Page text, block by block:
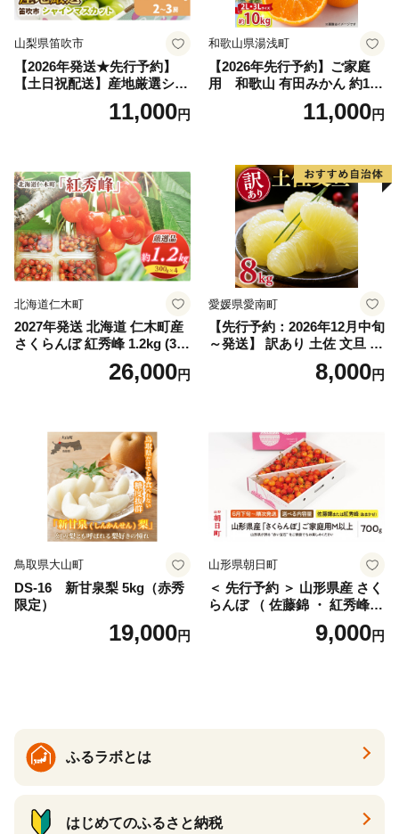
山梨県笛吹市
【2026年発送★先行予約】
【土日祝配送】産地厳選シャ
インマスカット1.2kg～1.3kg
（2房～3房）※沖縄・離島配
笛吹市 山梨県 フルーツ 果物
ぶどう 葡萄 大粒 シャインマ
スカット おすすめ シャイン
マスカット 贈答 ギフト 産地
笛吹市 シャインマスカット
笛吹 葡萄 国産 ぶどう 人気
国産 1.2kg 先行｜
11,000円
和歌山県湯浅町
【2026年先行予約】ご家庭
用 和歌山 有田みかん 約10k
g (2L、3Lサイズ)【湯浅町】
11,000円
北海道仁木町
2027年発送 北海道 仁木町産
さくらんぼ 紅秀峰 1.2kg (300
g×4パック) Lサイズ以上 旬
桜桃 産地直送 サクランボ チ
26,000円
愛媛県愛南町
【先行予約：2026年12月中旬
～発送】 訳あり 土佐 文旦 8k
g (Mサイズ以上サイズミック
ス) 8000円 わけあり ぶんた
産 農家直送 期間限定 特産品
サイズミックス くらもとフ
ァーム 愛南町 愛媛県
8,000円
鳥取県大山町
DS-16 新甘泉梨 5kg（赤秀
限定）
19,000円
山形県朝日町
＜ 先行予約 ＞ 山形県産 さく
らんぼ （ 佐藤錦 ・ 紅秀峰
） ご家庭用 M以上 700g 【20
26年6月下旬から7月上旬発
9,000円
ふるラボとは
はじめてのふるさと納税